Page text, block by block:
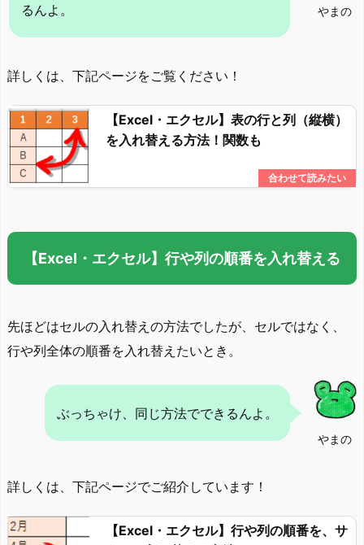
やまの
るんよ。
詳しくは、下記ページをご覧ください！
【Excel・エクセル】表の行と列（縦横）
を入れ替える方法！関数も
【Excel・エクセル】行や列の順番を入れ替える
先ほどはセルの入れ替えの方法でしたが、セルではなく、
行や列全体の順番を入れ替えたいとき。
やまの
ぶっちゃけ、同じ方法でできるんよ。
詳しくは、下記ページでご紹介しています！
【Excel・エクセル】行や列の順番を、サ